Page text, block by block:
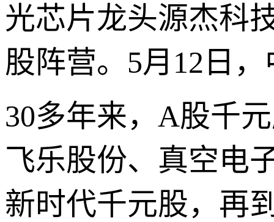
光芯片龙头源杰科
股阵营。5月12日
30多年来，A股千
飞乐股份、真空电
新时代千元股，再